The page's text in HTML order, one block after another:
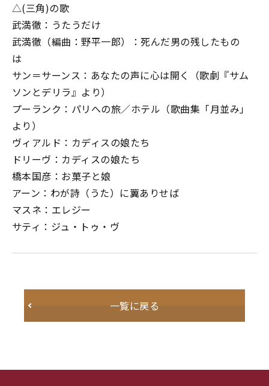
△(三角)の歌
武満徹：うたうだけ
武満徹（編曲：野平一郎）：死んだ男の残したもの
は
サン＝サーンス：あなたの声に心は開く（歌劇『サム
ソンとデリラ』より）
プーランク：パリへの旅／ホテル（歌曲集「月並み」
より）
ヴィアルド：カディスの娘たち
ドリーヴ：カディスの娘たち
橋本国彦：お菓子と娘
アーン：わが詩（うた）に翼ありせば
マスネ：エレジー
サティ：ジュ・トゥ・ヴ
一覧に戻る